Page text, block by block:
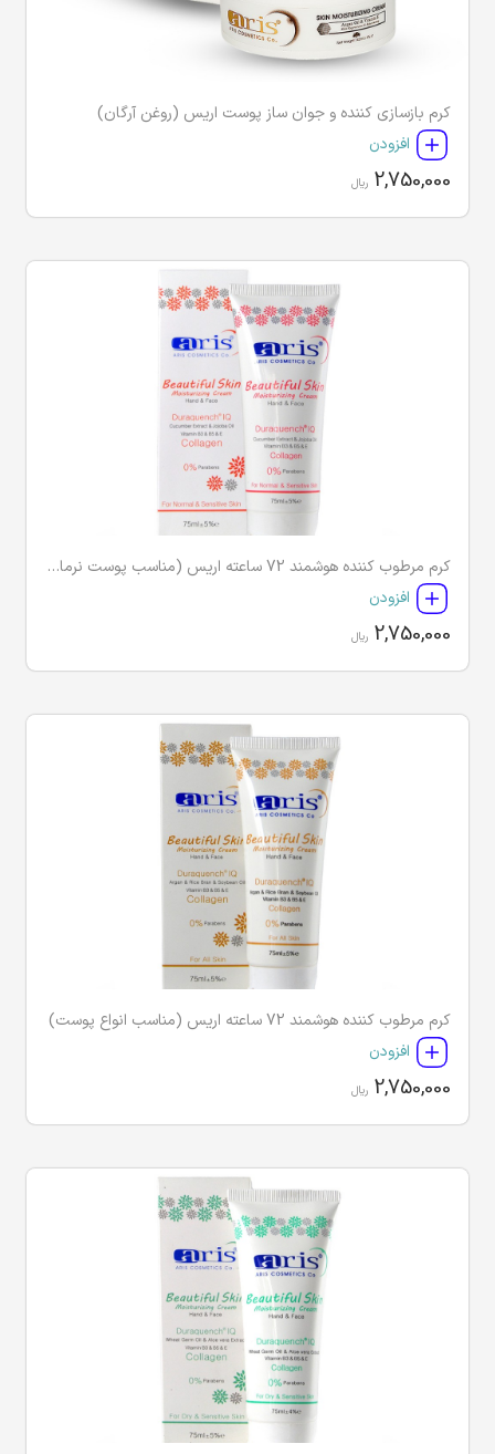
کرم بازسازی کننده و جوان ساز پوست اریس (روغن آرگان)
افزودن
2,750,000 ریال
کرم مرطوب کننده هوشمند 72 ساعته اریس (مناسب پوست نرمال و حساس)
افزودن
2,750,000 ریال
کرم مرطوب کننده هوشمند 72 ساعته اریس (مناسب انواع پوست)
افزودن
2,750,000 ریال